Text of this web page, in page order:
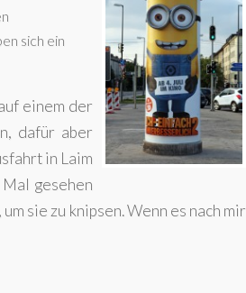
sich ein
einem der
dafür aber
in Laim
gesehen
sie zu knipsen. Wenn es nach mir